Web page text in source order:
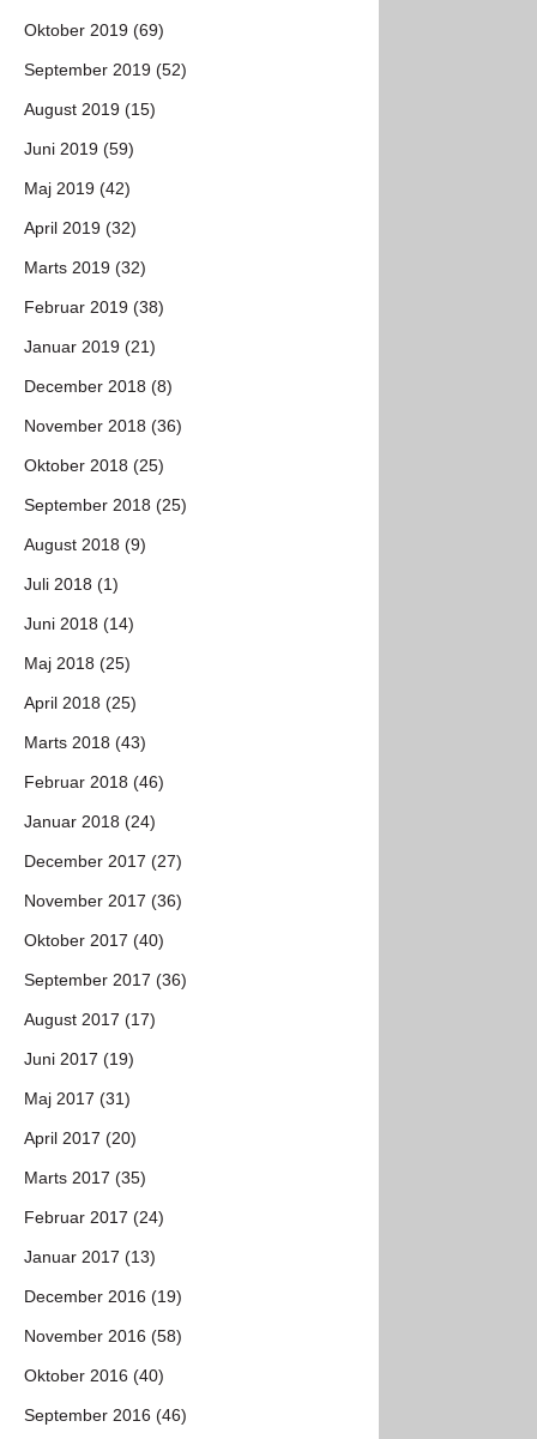
Oktober 2019 (69)
September 2019 (52)
August 2019 (15)
Juni 2019 (59)
Maj 2019 (42)
April 2019 (32)
Marts 2019 (32)
Februar 2019 (38)
Januar 2019 (21)
December 2018 (8)
November 2018 (36)
Oktober 2018 (25)
September 2018 (25)
August 2018 (9)
Juli 2018 (1)
Juni 2018 (14)
Maj 2018 (25)
April 2018 (25)
Marts 2018 (43)
Februar 2018 (46)
Januar 2018 (24)
December 2017 (27)
November 2017 (36)
Oktober 2017 (40)
September 2017 (36)
August 2017 (17)
Juni 2017 (19)
Maj 2017 (31)
April 2017 (20)
Marts 2017 (35)
Februar 2017 (24)
Januar 2017 (13)
December 2016 (19)
November 2016 (58)
Oktober 2016 (40)
September 2016 (46)